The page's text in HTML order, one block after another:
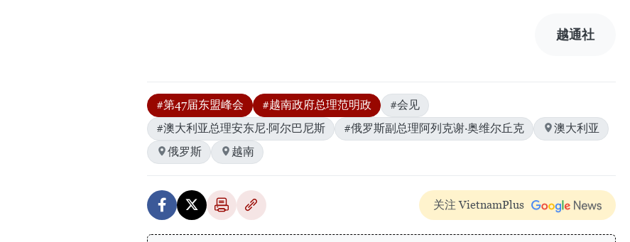
越通社
#第47届东盟峰会 #越南政府总理范明政
#会见
#澳大利亚总理安东尼·阿尔巴尼斯
#俄罗斯副总理阿列克谢·奥维尔丘克
澳大利亚
俄罗斯
越南
关注 VietnamPlus